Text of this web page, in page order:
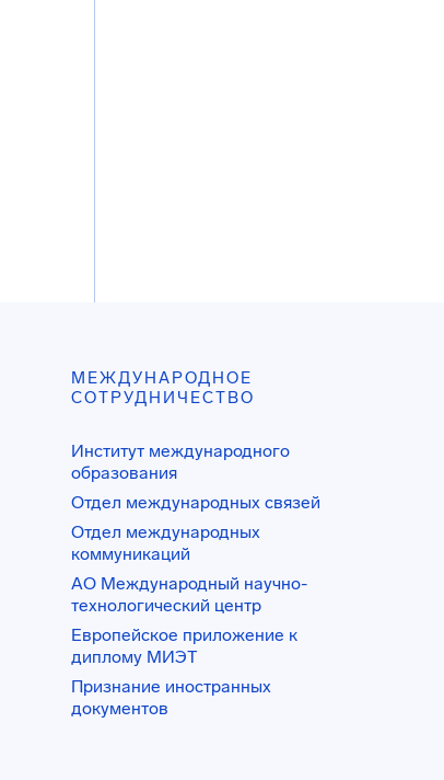
МЕЖДУНАРОДНОЕ
СОТРУДНИЧЕСТВО
Институт международного
образования
Отдел международных связей
Отдел международных
коммуникаций
АО Международный научно-
технологический центр
Европейское приложение к
диплому МИЭТ
Признание иностранных
документов